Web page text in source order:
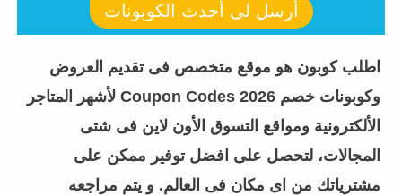
أرسل لى أحدث الكوبونات
اطلب كوبون هو موقع متخصص فى تقديم العروض
وكوبونات خصم Coupon Codes 2026 لأشهر المتاجر
الألكترونية ومواقع التسوق الأون لاين فى شتى
المجالات، لتحصل على افضل توفير ممكن على
مشترياتك من اى مكان فى العالم. و يتم مراجعه